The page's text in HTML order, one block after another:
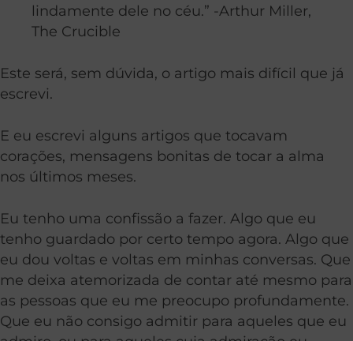
lindamente dele no céu.” -Arthur Miller,
The Crucible
Este será, sem dúvida, o artigo mais difícil que já
escrevi.
E eu escrevi alguns artigos que tocavam
corações, mensagens bonitas de tocar a alma
nos últimos meses.
Eu tenho uma confissão a fazer. Algo que eu
tenho guardado por certo tempo agora. Algo que
eu dou voltas e voltas em minhas conversas. Que
me deixa atemorizada de contar até mesmo para
as pessoas que eu me preocupo profundamente.
Que eu não consigo admitir para aqueles que eu